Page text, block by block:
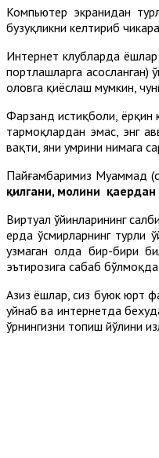
Компьютер экранидан
бузуқликни келтириб
Интернет клубларда
портлашларга асосланган)
оловга қиёслаш мумкин,
Фарзанд истиқболи, ёрқин
тармоқлардан эмас, энг
вақти, яни умрини нимага
Пайғамбаримиз Муҳаммад
қилгани, молини
Виртуал ўйинларининг
ерда ўсмирларнинг турли
узмаган ҳолда бир-бири
эътирозига сабаб бўлмоқда.
Азиз ёшлар, сиз буюк юрт
уйнаб ва интернетда
ўрнингизни топиш йўлини